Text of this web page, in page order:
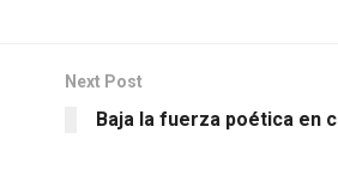
Next Post
Baja la fuerza poética en